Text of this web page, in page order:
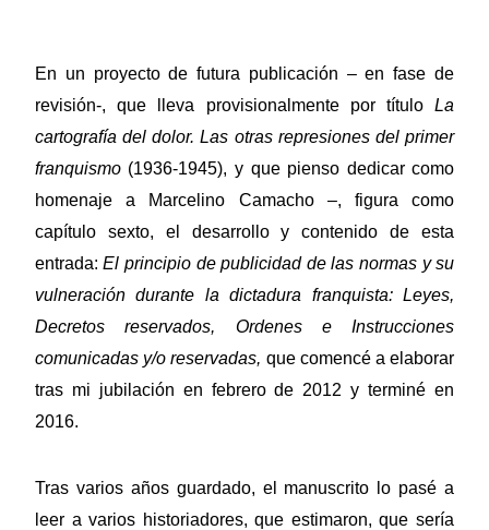
En un proyecto de futura publicación – en fase de
revisión-, que lleva provisionalmente por títuloLa
cartografía del dolor. Las otras represiones del primer
franquismo(1936-1945), y que pienso dedicar como
homenaje a Marcelino Camacho –, figura como
capítulo sexto, el desarrollo y contenido de esta
entrada:El principio de publicidad de las normas y su
vulneración durante la dictadura franquista: Leyes,
Decretos reservados, Ordenes e Instrucciones
comunicadas y/o reservadas, que comencé a elaborar
tras mi jubilación en febrero de 2012 y terminé en
2016.
Tras varios años guardado, el manuscrito lo pasé a
leer a varios historiadores, que estimaron, que sería